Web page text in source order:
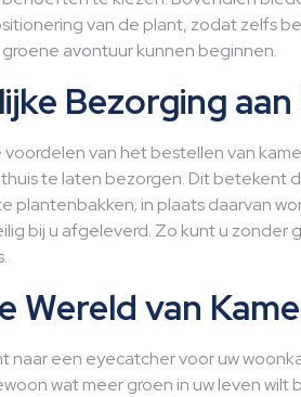
van de plant, zodat zelfs
avontuur kunnen beginnen.
Bezorging aan
van het bestellen van
te laten bezorgen. Dit betekent
plantenbakken; in plaats daarvan
bij u afgeleverd. Zo kunt u
Wereld van
naar een eyecatcher voor uw
wat meer groen in uw leven